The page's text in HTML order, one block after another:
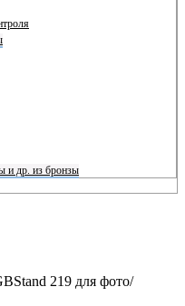
и др. из бронзы
219 для фото/